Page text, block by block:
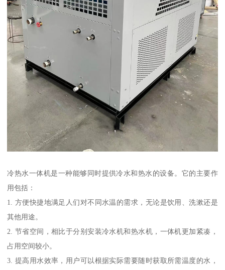
冷热水一体机是一种能够同时提供冷水和热水的设备。它的主要作
用包括：
1. 方便快捷地满足人们对不同水温的需求，无论是饮用、洗漱还是
其他用途。
2. 节省空间，相比于分别安装冷水机和热水机，一体机更加紧凑，
占用空间较小。
3. 提高用水效率，用户可以根据实际需要随时获取所需温度的水，